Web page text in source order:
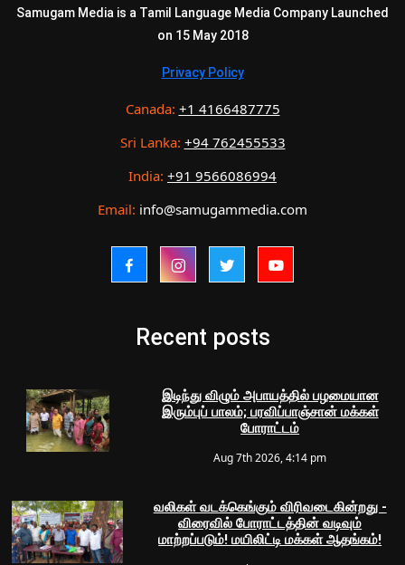
Samugam Media is a Tamil Language Media Company Launched
on 15 May 2018
Privacy Policy
Canada: +1 4166487775
Sri Lanka: +94 762455533
India: +91 9566086994
Email: info@samugammedia.com
Recent posts
இடிந்து விழும் அபாயத்தில் பழமையான
இரும்புப் பாலம்; பரவிப்பாஞ்சான் மக்கள்
போராட்டம்
Aug 7th 2026, 4:14 pm
வலிகள் வடக்கெங்கும் விரிவடைகின்றது -
விரைவில் போராட்டத்தின் வடிவும்
மாற்றப்படும்! மயிலிட்டி மக்கள் ஆதங்கம்!